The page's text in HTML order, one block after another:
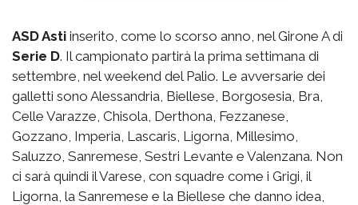
ASD Asti inserito, come lo scorso anno, nel Girone A di
Serie D. Il campionato partirà la prima settimana di
settembre, nel weekend del Palio. Le avversarie dei
galletti sono Alessandria, Biellese, Borgosesia, Bra,
Celle Varazze, Chisola, Derthona, Fezzanese,
Gozzano, Imperia, Lascaris, Ligorna, Millesimo,
Saluzzo, Sanremese, Sestri Levante e Valenzana. Non
ci sarà quindi il Varese, con squadre come i Grigi, il
Ligorna, la Sanremese e la Biellese che danno idea,